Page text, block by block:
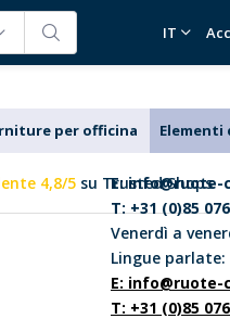
IT
per officina Elementi
4,8/5 su Trusted Shops
E:
T: +31 (0)85
Venerdì a
Lingue parlate:
E:
T: +31 (0)85